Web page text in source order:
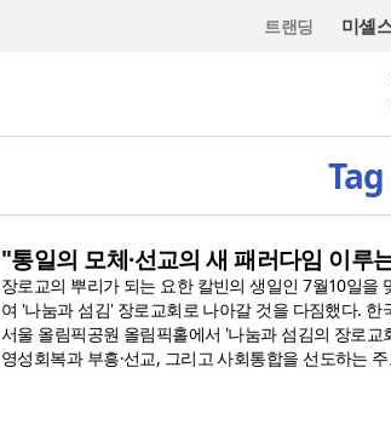
트랜딩 미셸
"통일의 모체·선교의 새 패러다임 이루
장로교의 뿌리가 되는 요한 칼빈의 생일인 7월10일
여 '나눔과 섬김' 장로교회로 나아갈 것을 다짐했다.
서울 올림픽공원 올림픽홀에서 '나눔과 섬김의 장로
영성회복과 부흥·선교, 그리고 사회통합을 선도하는